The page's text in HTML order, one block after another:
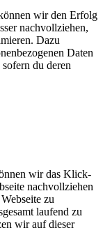
wir den Erfolg
nachvollziehen,
Dazu
Daten
du deren
wir das Klick-
nachvollziehen
zu
laufend zu
wir auf dieser